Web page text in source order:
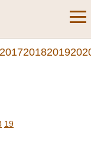
201720182019
19